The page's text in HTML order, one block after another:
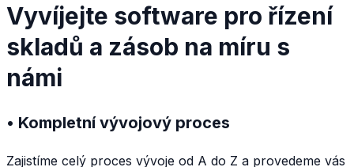
Vyvíjejte software pro řízení
skladů a zásob na míru s
námi
• Kompletní vývojový proces
Zajistíme celý proces vývoje od A do Z a provedeme vás